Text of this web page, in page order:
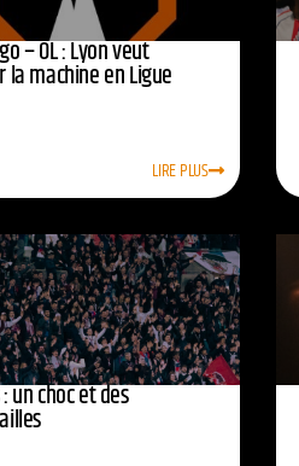
– OL : Lyon veut
la machine en Ligue
LIRE PLUS
: un choc et des